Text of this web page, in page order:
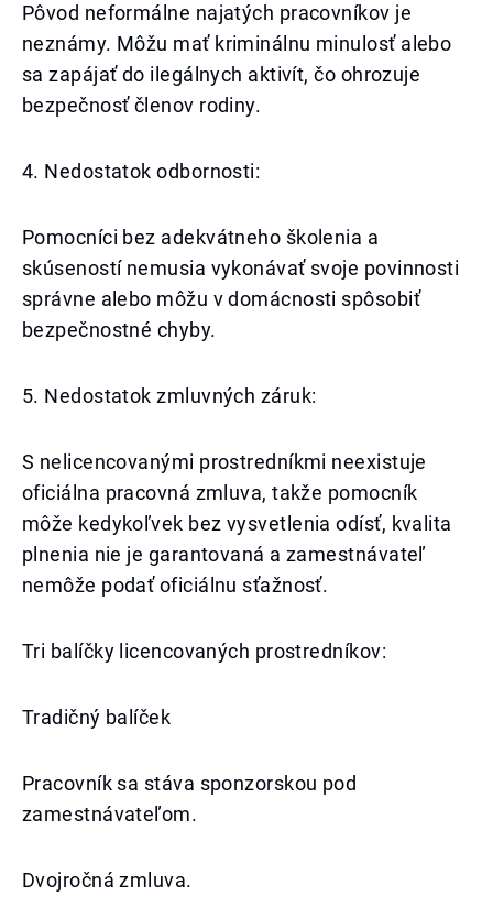
Pôvod neformálne najatých pracovníkov je
neznámy. Môžu mať kriminálnu minulosť alebo
sa zapájať do ilegálnych aktivít, čo ohrozuje
bezpečnosť členov rodiny.
4. Nedostatok odbornosti:
Pomocníci bez adekvátneho školenia a
skúseností nemusia vykonávať svoje povinnosti
správne alebo môžu v domácnosti spôsobiť
bezpečnostné chyby.
5. Nedostatok zmluvných záruk:
S nelicencovanými prostredníkmi neexistuje
oficiálna pracovná zmluva, takže pomocník
môže kedykoľvek bez vysvetlenia odísť, kvalita
plnenia nie je garantovaná a zamestnávateľ
nemôže podať oficiálnu sťažnosť.
Tri balíčky licencovaných prostredníkov:
Tradičný balíček
Pracovník sa stáva sponzorskou pod
zamestnávateľom.
Dvojročná zmluva.